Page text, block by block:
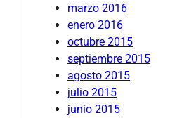
marzo 2016
enero 2016
octubre 2015
septiembre 2015
agosto 2015
julio 2015
junio 2015